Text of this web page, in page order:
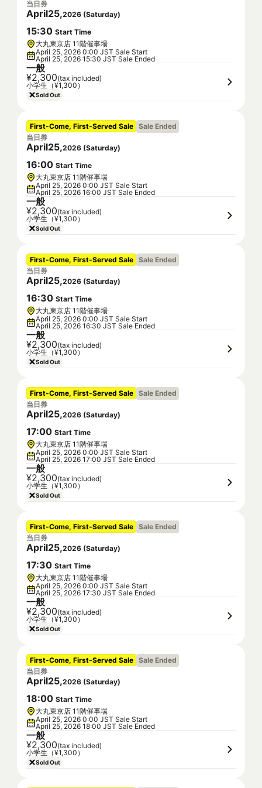
当日券
April25,2026 (Saturday)
15:30 Start Time
大丸東京店 11階催事場
April 25, 2026 0:00 JST Sale Start
April 25, 2026 15:30 JST Sale Ended
一般
¥2,300(tax included)
小学生（¥1,300）
Sold Out
First-Come, First-Served Sale Sale Ended
当日券
April25,2026 (Saturday)
16:00 Start Time
大丸東京店 11階催事場
April 25, 2026 0:00 JST Sale Start
April 25, 2026 16:00 JST Sale Ended
一般
¥2,300(tax included)
小学生（¥1,300）
Sold Out
First-Come, First-Served Sale Sale Ended
当日券
April25,2026 (Saturday)
16:30 Start Time
大丸東京店 11階催事場
April 25, 2026 0:00 JST Sale Start
April 25, 2026 16:30 JST Sale Ended
一般
¥2,300(tax included)
小学生（¥1,300）
Sold Out
First-Come, First-Served Sale Sale Ended
当日券
April25,2026 (Saturday)
17:00 Start Time
大丸東京店 11階催事場
April 25, 2026 0:00 JST Sale Start
April 25, 2026 17:00 JST Sale Ended
一般
¥2,300(tax included)
小学生（¥1,300）
Sold Out
First-Come, First-Served Sale Sale Ended
当日券
April25,2026 (Saturday)
17:30 Start Time
大丸東京店 11階催事場
April 25, 2026 0:00 JST Sale Start
April 25, 2026 17:30 JST Sale Ended
一般
¥2,300(tax included)
小学生（¥1,300）
Sold Out
First-Come, First-Served Sale Sale Ended
当日券
April25,2026 (Saturday)
18:00 Start Time
大丸東京店 11階催事場
April 25, 2026 0:00 JST Sale Start
April 25, 2026 18:00 JST Sale Ended
一般
¥2,300(tax included)
小学生（¥1,300）
Sold Out